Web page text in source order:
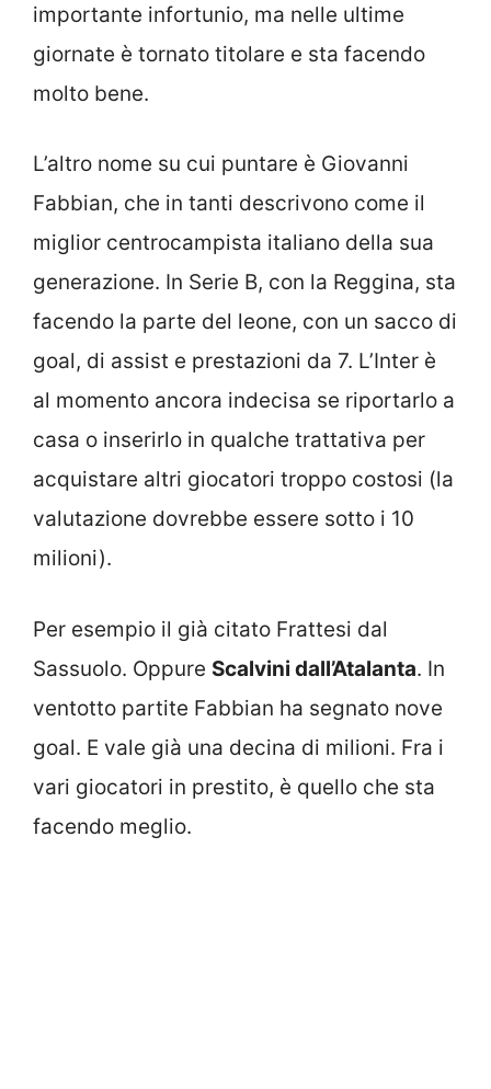
importante infortunio, ma nelle ultime
giornate è tornato titolare e sta facendo
molto bene.
L’altro nome su cui puntare è Giovanni
Fabbian, che in tanti descrivono come il
miglior centrocampista italiano della sua
generazione. In Serie B, con la Reggina, sta
facendo la parte del leone, con un sacco di
goal, di assist e prestazioni da 7. L’Inter è
al momento ancora indecisa se riportarlo a
casa o inserirlo in qualche trattativa per
acquistare altri giocatori troppo costosi (la
valutazione dovrebbe essere sotto i 10
milioni).
Per esempio il già citato Frattesi dal
Sassuolo. Oppure Scalvini dall’Atalanta. In
ventotto partite Fabbian ha segnato nove
goal. E vale già una decina di milioni. Fra i
vari giocatori in prestito, è quello che sta
facendo meglio.